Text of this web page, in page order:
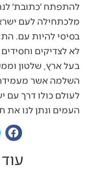
להתפתח ׳כתובת׳
מלכתחילה לעם
בסיסי להיות עם.
לא לצדיקים
בעל ארץ, שלטון
השלמה אשר
לעולם כולו דרך עם
העמים ונתן לנו את